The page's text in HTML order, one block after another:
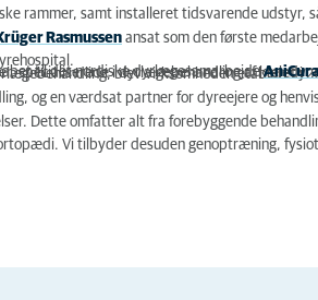
rammer, samt installeret tidsvarende udstyr,
Rasmussen ansat som den første
til det nordiske dyrlægesamarbejdeAniCura
specialiserede i dyrlægebehandling af kæledyr.
blev virksomheden etableret i
og en værdsat partner for dyreejere og
Dette omfatter alt fra forebyggende
Vi tilbyder desuden genoptræning,